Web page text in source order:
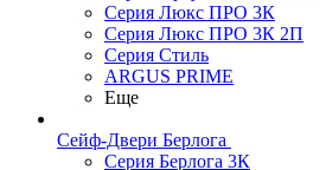
Серия Люкс ПРО 3К
Серия Люкс ПРО 3К 2П
Серия Стиль
ARGUS PRIME
Еще
Сейф-Двери Берлога
Серия Берлога 3К